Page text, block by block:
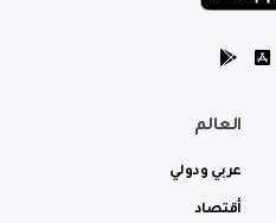
العالم
عربي ودولي
أقتصاد